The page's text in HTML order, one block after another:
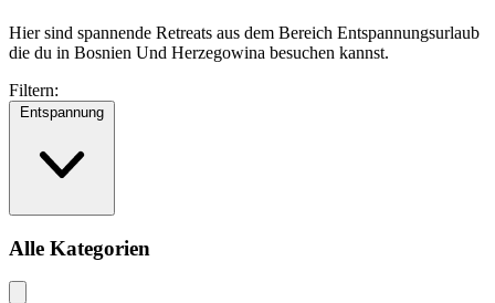
Hier sind spannende Retreats aus dem Bereich Entspannungsurlaub
die du in Bosnien Und Herzegowina besuchen kannst.
Filtern:
Entspannung
Alle Kategorien